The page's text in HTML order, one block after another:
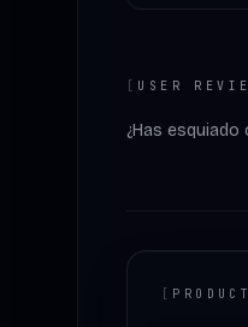
[ USER
¿Has
[